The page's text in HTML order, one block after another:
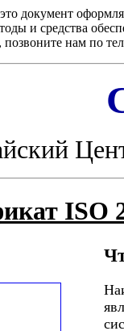
документ
и средства
нам по
ISO